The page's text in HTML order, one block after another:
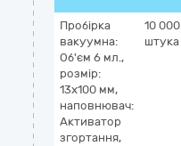
Пробірка
вакуумна:
Об'єм 6 мл.,
розмір:
13х100 мм,
наповнювач:
Активатор
згортання,
10 000
штука